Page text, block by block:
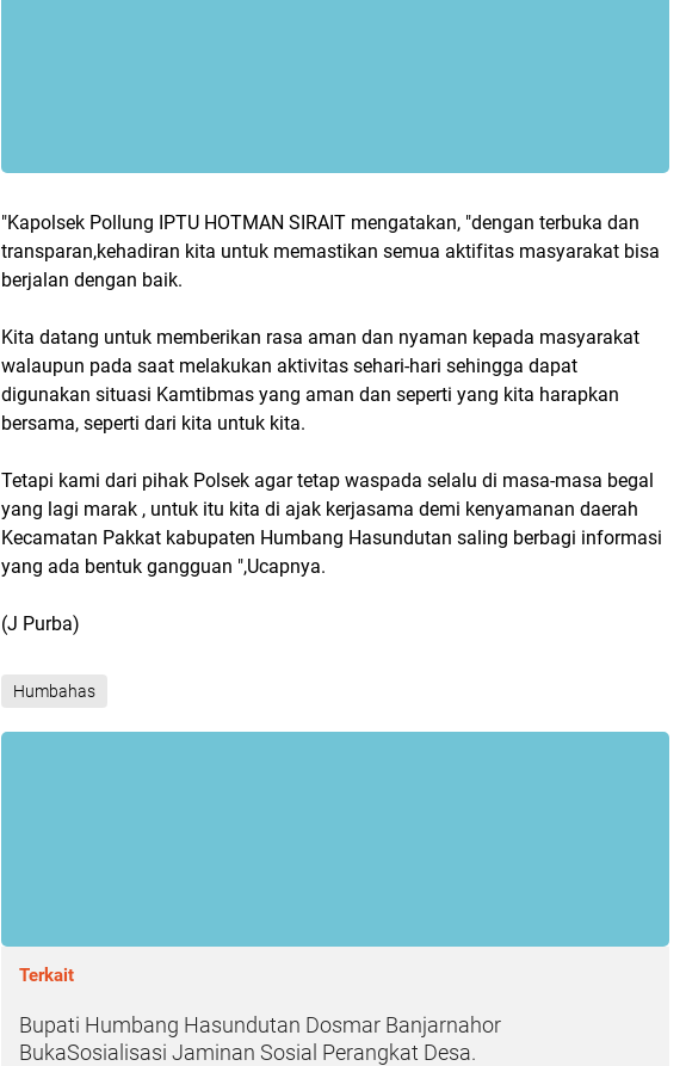
"Kapolsek Pollung IPTU HOTMAN SIRAIT mengatakan, "dengan terbuka dan
transparan,kehadiran kita untuk memastikan semua aktifitas masyarakat bisa
berjalan dengan baik.
Kita datang untuk memberikan rasa aman dan nyaman kepada masyarakat
walaupun pada saat melakukan aktivitas sehari-hari sehingga dapat
digunakan situasi Kamtibmas yang aman dan seperti yang kita harapkan
bersama, seperti dari kita untuk kita.
Tetapi kami dari pihak Polsek agar tetap waspada selalu di masa-masa begal
yang lagi marak , untuk itu kita di ajak kerjasama demi kenyamanan daerah
Kecamatan Pakkat kabupaten Humbang Hasundutan saling berbagi informasi
yang ada bentuk gangguan ",Ucapnya.
(J Purba)
Humbahas
Terkait
Bupati Humbang Hasundutan Dosmar Banjarnahor
BukaSosialisasi Jaminan Sosial Perangkat Desa.